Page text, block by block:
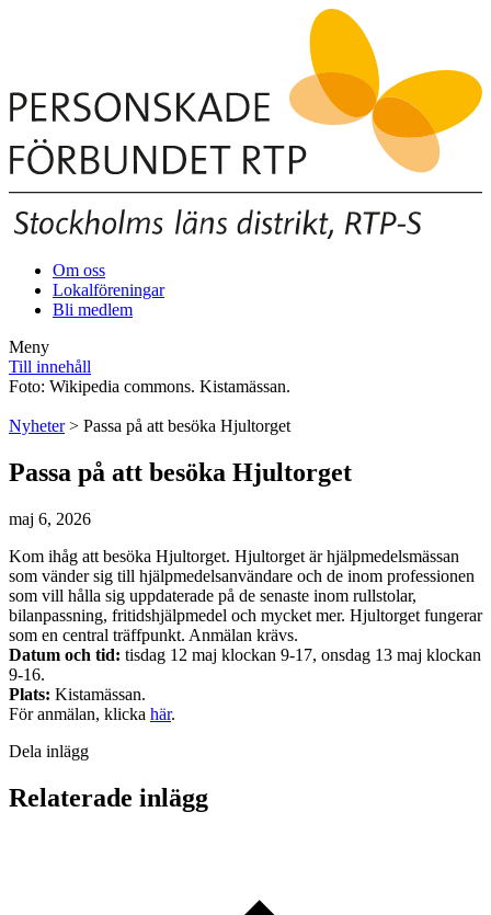
Om oss
Lokalföreningar
Bli medlem
Meny
Till innehåll
Foto: Wikipedia commons. Kistamässan.
Nyheter> Passa på att besöka Hjultorget
Passa på att besöka Hjultorget
maj 6, 2026
Kom ihåg att besöka Hjultorget. Hjultorget är hjälpmedelsmässan
som vänder sig till hjälpmedelsanvändare och de inom professionen
som vill hålla sig uppdaterade på de senaste inom rullstolar,
bilanpassning, fritidshjälpmedel och mycket mer. Hjultorget fungerar
som en central träffpunkt. Anmälan krävs.
Datum och tid: tisdag 12 maj klockan 9-17, onsdag 13 maj klockan
9-16.
Plats: Kistamässan.
För anmälan, klicka här.
Dela inlägg
Relaterade inlägg